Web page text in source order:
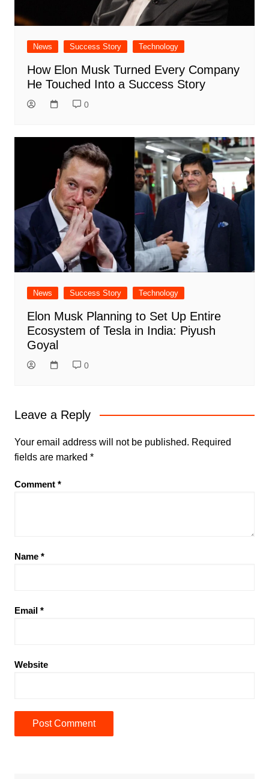
News Success Story Technology
How Elon Musk Turned Every Company
He Touched Into a Success Story
0
News Success Story Technology
Elon Musk Planning to Set Up Entire
Ecosystem of Tesla in India: Piyush
Goyal
0
Leave a Reply
Your email address will not be published. Required
fields are marked *
Comment *
Name *
Email *
Website